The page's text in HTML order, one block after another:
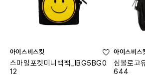
아이스비스킷
스마일포켓미니백팩_IBG5BG0
12
아이스비스
심볼로고
644